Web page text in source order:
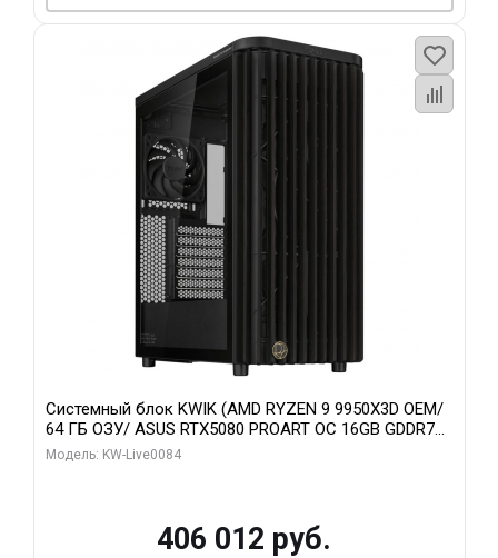
Системный блок KWIK (AMD RYZEN 9 9950X3D OEM/
64 ГБ ОЗУ/ ASUS RTX5080 PROART OC 16GB GDDR7
256bit Type-C DP 2/ 960 ГБ SSD)
Модель: KW-Live0084
406 012 руб.